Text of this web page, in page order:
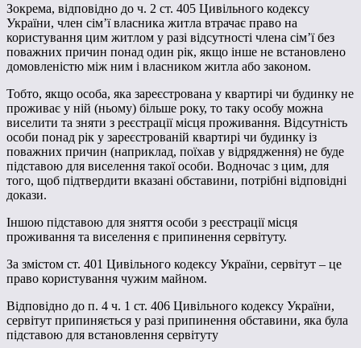
Зокрема, відповідно до ч. 2 ст. 405 Цивільного кодексу
України, член сім’ї власника житла втрачає право на
користування цим житлом у разі відсутності члена сім’ї без
поважних причин понад один рік, якщо інше не встановлено
домовленістю між ним і власником житла або законом.
Тобто, якщо особа, яка зареєстрована у квартирі чи будинку не
проживає у ній (ньому) більше року, то таку особу можна
виселити та зняти з реєстрації місця проживання. Відсутність
особи понад рік у зареєстрованій квартирі чи будинку із
поважних причин (наприклад, поїхав у відрядження) не буде
підставою для виселення такої особи. Водночас з цим, для
того, щоб підтвердити вказані обставини, потрібні відповідні
докази.
Іншою підставою для зняття особи з реєстрації місця
проживання та виселення є припинення сервітуту.
За змістом ст. 401 Цивільного кодексу України, сервітут – це
право користування чужим майном.
Відповідно до п. 4 ч. 1 ст. 406 Цивільного кодексу України,
сервітут припиняється у разі припинення обставини, яка була
підставою для встановлення сервітуту